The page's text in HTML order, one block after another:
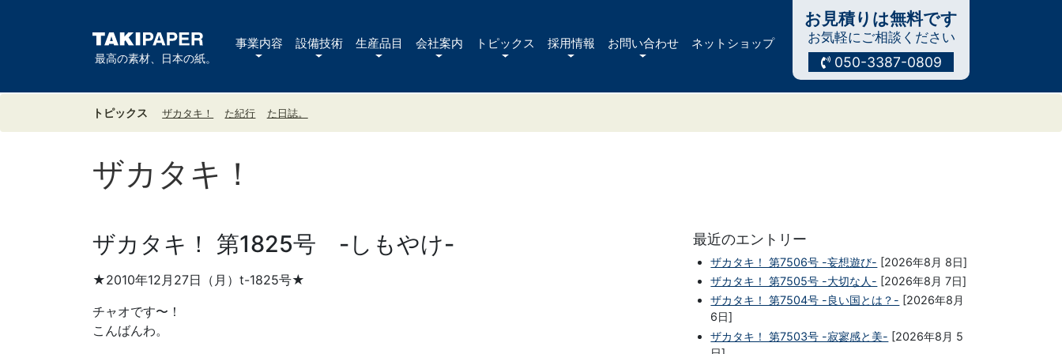
最高の素材、日本の紙。
事業内容 設備技術 生産品目 会社案内 トピックス 採用情報 お問い合わせ ネットショップ
お見積りは無料です
お気軽にご相談ください
050-3387-0809
トピックス ザカタキ！ た紀行 た日誌。
ザカタキ！
ザカタキ！ 第1825号 -しもやけ-
★2010年12月27日（月）t-1825号★
チャオです〜！
こんばんわ。
最近のエントリー
ザカタキ！ 第7506号 -妄想遊び- [2026年8月 8日]
ザカタキ！ 第7505号 -大切な人- [2026年8月 7日]
ザカタキ！ 第7504号 -良い国とは？- [2026年8月
6日]
ザカタキ！ 第7503号 -寂寥感と美- [2026年8月 5